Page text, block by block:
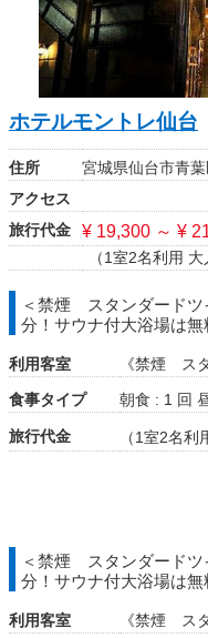
ホテルモントレ仙台
住所
宮城県仙台市青
アクセス
旅行代金
¥ 19,300 ～ ¥
（1室2名利用 大
＜禁煙 スタンダードツ
分！サウナ付大浴場は無
利用客室
《禁煙 ス
食事タイプ
朝食 : 1 回
旅行代金 （1室2名利
＜禁煙 スタンダードツ
分！サウナ付大浴場は無
利用客室
《禁煙 ス